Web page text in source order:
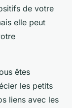
de votre
elle peut
êtes
les petits
liens avec les